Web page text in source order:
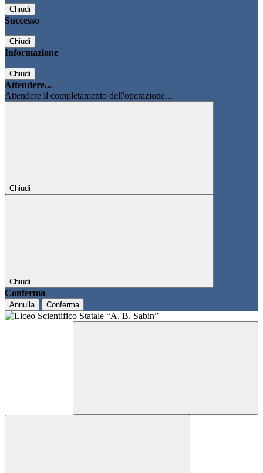
Chiudi
Successo
Chiudi
Informazione
Chiudi
Attendere...
Attendere il completamento dell'operazione...
Chiudi
Chiudi
Conferma
Annulla Conferma